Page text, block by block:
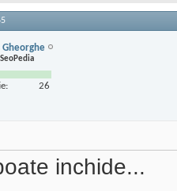
26
inchide...